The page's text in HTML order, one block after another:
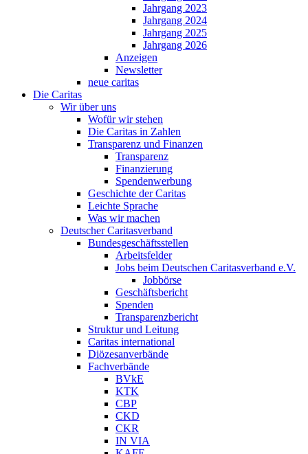
Jahrgang 2023
Jahrgang 2024
Jahrgang 2025
Jahrgang 2026
Anzeigen
Newsletter
neue caritas
Die Caritas
Wir über uns
Wofür wir stehen
Die Caritas in Zahlen
Transparenz und Finanzen
Transparenz
Finanzierung
Spendenwerbung
Geschichte der Caritas
Leichte Sprache
Was wir machen
Deutscher Caritasverband
Bundesgeschäftsstellen
Arbeitsfelder
Jobs beim Deutschen Caritasverband e.V.
Jobbörse
Geschäftsbericht
Spenden
Transparenzbericht
Struktur und Leitung
Caritas international
Diözesanverbände
Fachverbände
BVkE
KTK
CBP
CKD
CKR
IN VIA